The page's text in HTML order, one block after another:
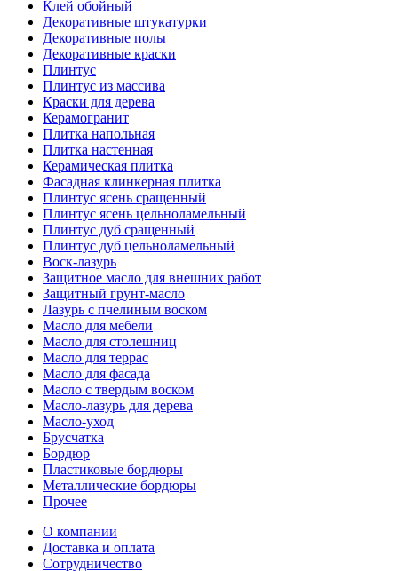
Клей обойный
Декоративные штукатурки
Декоративные полы
Декоративные краски
Плинтус
Плинтус из массива
Краски для дерева
Керамогранит
Плитка напольная
Плитка настенная
Керамическая плитка
Фасадная клинкерная плитка
Плинтус ясень сращенный
Плинтус ясень цельноламельный
Плинтус дуб сращенный
Плинтус дуб цельноламельный
Воск-лазурь
Защитное масло для внешних работ
Защитный грунт-масло
Лазурь с пчелиным воском
Масло для мебели
Масло для столешниц
Масло для террас
Масло для фасада
Масло с твердым воском
Масло-лазурь для дерева
Масло-уход
Брусчатка
Бордюр
Пластиковые бордюры
Металлические бордюры
Прочее
О компании
Доставка и оплата
Сотрудничество